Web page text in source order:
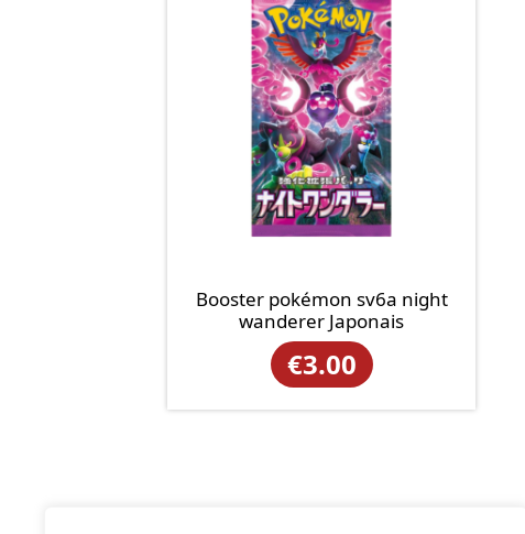
Booster pokémon sv6a night
wanderer Japonais
€3.00